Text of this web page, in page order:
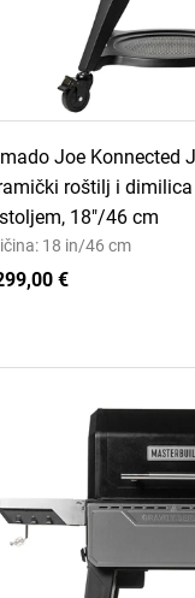
Joe Konnected
roštilj i
18"/46 cm
18 in/46 cm
€